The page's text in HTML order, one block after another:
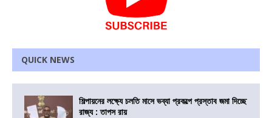
QUICK NEWS
শিল্পায়নের লক্ষ্যে চলতি মাসে ভব্যা প্রকল্পে প্রস্তাব জমা দিচ্ছে
রাজ্য : তাপস রায়